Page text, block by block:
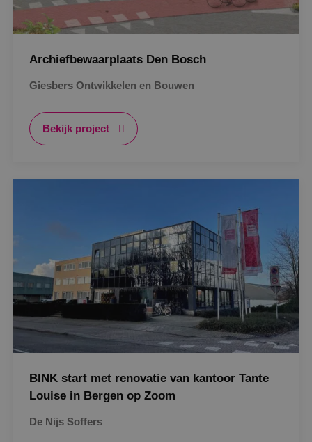
Archiefbewaarplaats Den Bosch
Giesbers Ontwikkelen en Bouwen
Bekijk project
BINK start met renovatie van kantoor Tante
Louise in Bergen op Zoom
De Nijs Soffers